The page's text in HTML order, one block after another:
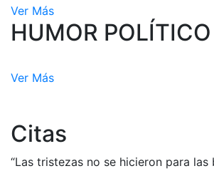
Ver Más
HUMOR POLÍTICO
Ver Más
Citas
“Las tristezas no se hicieron para las